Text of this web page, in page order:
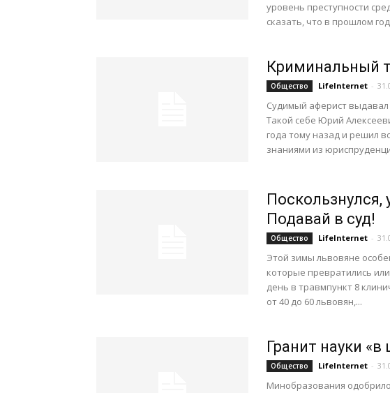
уровень преступности
сказать, что в прошлом
Криминальный
Общество LifeInternet -
Судимый аферист выдавал
Такой себе Юрий
года тому назад и решил
знаниями из
Поскользнулся,
Подавай в суд!
Общество LifeInternet -
Этой зимы львовяне
которые превратились
день в травмпункт 8
от 40 до 60 львовян,...
Гранит науки «в
Общество LifeInternet -
Минобразования